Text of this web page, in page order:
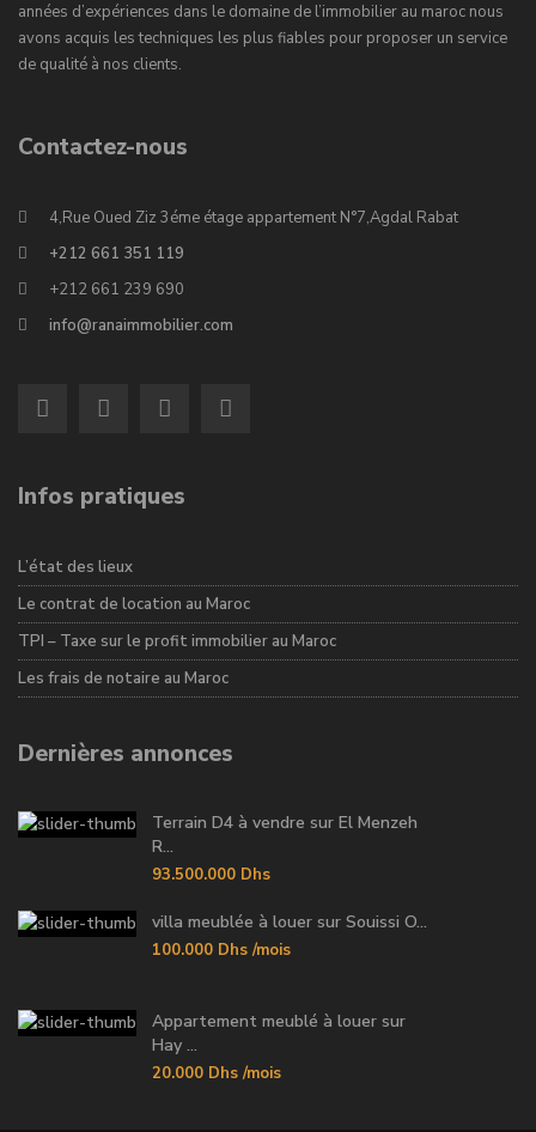
années d’expériences dans le domaine de l’immobilier au maroc nous
avons acquis les techniques les plus fiables pour proposer un service
de qualité à nos clients.
Contactez-nous
4,Rue Oued Ziz 3éme étage appartement N°7,Agdal Rabat
+212 661 351 119
+212 661 239 690
info@ranaimmobilier.com
Infos pratiques
L’état des lieux
Le contrat de location au Maroc
TPI – Taxe sur le profit immobilier au Maroc
Les frais de notaire au Maroc
Dernières annonces
Terrain D4 à vendre sur El Menzeh
R...
93.500.000 Dhs
villa meublée à louer sur Souissi O...
100.000 Dhs /mois
Appartement meublé à louer sur
Hay ...
20.000 Dhs /mois